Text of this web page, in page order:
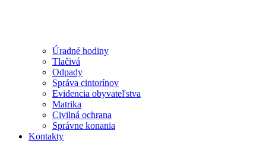
Úradné hodiny
Tlačivá
Odpady
Správa cintorínov
Evidencia obyvateľstva
Matrika
Civilná ochrana
Správne konania
Kontakty